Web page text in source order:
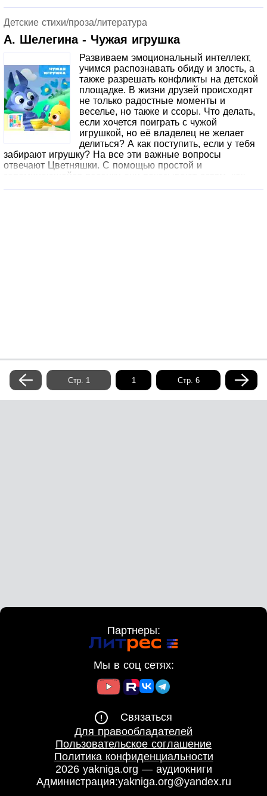
развивает лёгкие.
Детские стихи/проза/литература
А. Шелегина - Чужая игрушка
Развиваем эмоциональный интеллект,
учимся распознавать обиду и злость, а
также разрешать конфликты на детской
площадке. В жизни друзей происходят
не только радостные моменты и
веселье, но также и ссоры. Что делать,
если хочется поиграть с чужой
игрушкой, но её владелец не желает
делиться? А как поступить, если у тебя
забирают игрушку? На все эти важные вопросы
отвечают Цветняшки. С помощью простой и
запоминающейся песенки они показывают детям, как
Стр. 1 Стр. 6
Партнеры:
Мы в соц сетях:
Связаться
Для правообладателей
Пользовательское соглашение
Политика конфиденциальности
2026 yakniga.org — аудиокниги
Администрация:yakniga.org@yandex.ru